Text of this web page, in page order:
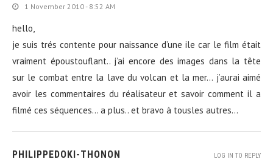
1 November 2010 - 8:52 AM
hello,
je suis trés contente pour naissance d’une ile car le film était
vraiment époustouflant.. j’ai encore des images dans la tête
sur le combat entre la lave du volcan et la mer… j’aurai aimé
avoir les commentaires du réalisateur et savoir comment il a
filmé ces séquences… a plus.. et bravo à tousles autres…
PHILIPPEDOKI-THONON LOG IN TO REPLY